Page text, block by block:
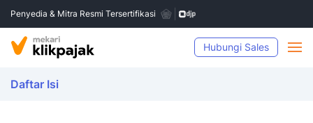
Penyedia & Mitra Resmi Tersertifikasi
Hubungi Sales
Daftar Isi